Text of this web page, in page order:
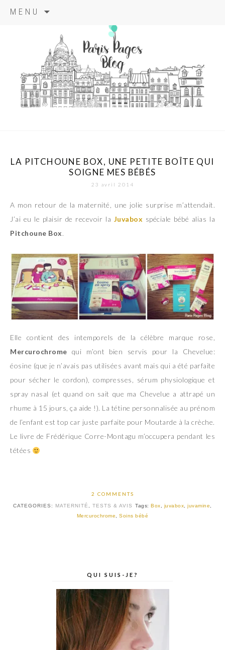
MENU
principal
paris pages
blog
LA PITCHOUNE BOX, UNE PETITE BOÎTE QUI
SOIGNE MES BÉBÉS
23 avril 2014
A mon retour de la maternité, une jolie surprise m’attendait.
J’ai eu le plaisir de recevoir la Juvabox spéciale bébé alias la
Pitchoune Box.
Elle contient des intemporels de la célèbre marque rose,
Mercurochrome qui m’ont bien servis pour la Chevelue:
éosine (que je n’avais pas utilisées avant mais qui a été parfaite
pour sécher le cordon), compresses, sérum physiologique et
spray nasal (et quand on sait que ma Chevelue a attrapé un
rhume à 15 jours, ça aide !). La tétine personnalisée au prénom
de l’enfant est top car juste parfaite pour Moutarde à la crèche.
Le livre de Frédérique Corre-Montagu m’occupera pendant les
tétées
2 COMMENTS
CATEGORIES: MATERNITÉ ,TESTS & AVIS Tags:Box, juvabox,juvamine,
Mercurochrome,Soins bébé
QUI SUIS-JE?